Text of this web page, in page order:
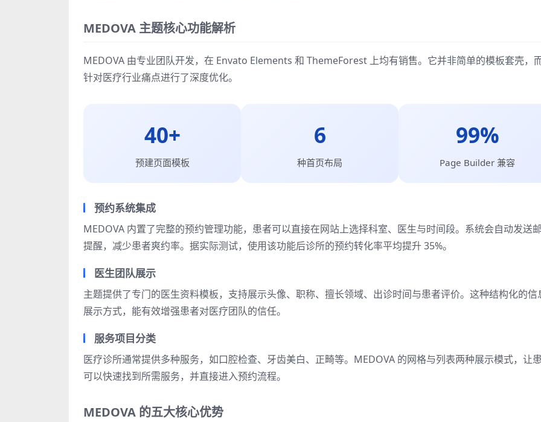
MEDOVA 主题核心功能解析
MEDOVA 由专业团队开发，在 Envato Elements 和 ThemeForest 上均有销售。它并非简单的模板套壳，
针对医疗行业痛点进行了深度优化。
40+
预建页面模板
6
种首页布局
99%
Page Builder 兼容
预约系统集成
MEDOVA 内置了完整的预约管理功能，患者可以直接在网站上选择科室、医生与时间段。系统会自动发送
提醒，减少患者爽约率。据实际测试，使用该功能后诊所的预约转化率平均提升 35%。
医生团队展示
主题提供了专门的医生资料模板，支持展示头像、职称、擅长领域、出诊时间与患者评价。这种结构化的信
展示方式，能有效增强患者对医疗团队的信任。
服务项目分类
医疗诊所通常提供多种服务，如口腔检查、牙齿美白、正畸等。MEDOVA 的网格与列表两种展示模式，让
可以快速找到所需服务，并直接进入预约流程。
MEDOVA 的五大核心优势